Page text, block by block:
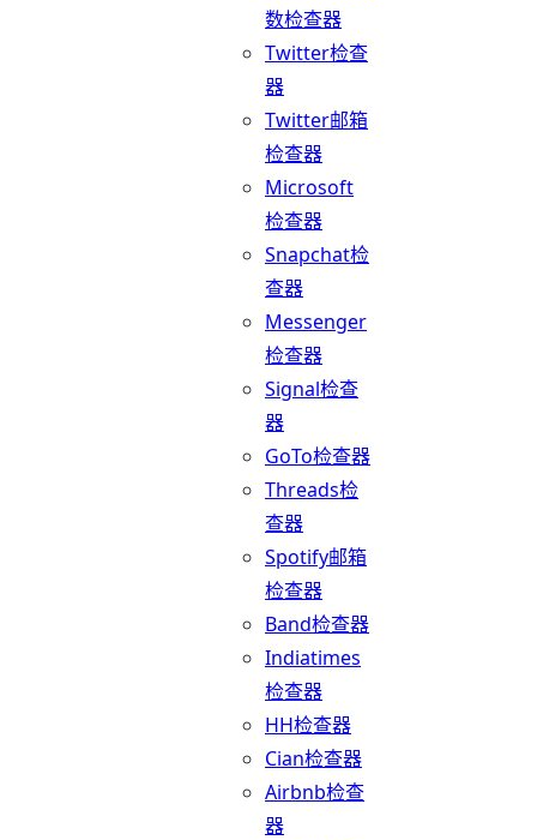
数检查器
Twitter检查
器
Twitter邮箱
检查器
Microsoft
检查器
Snapchat检
查器
Messenger
检查器
Signal检查
器
GoTo检查器
Threads检
查器
Spotify邮箱
检查器
Band检查器
Indiatimes
检查器
HH检查器
Cian检查器
Airbnb检查
器